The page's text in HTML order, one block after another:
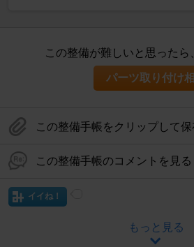
この整備が難しいと思ったら
パーツ取り付け
この整備手帳をクリップして保
この整備手帳のコメントを見る
イイね！
もっと見る